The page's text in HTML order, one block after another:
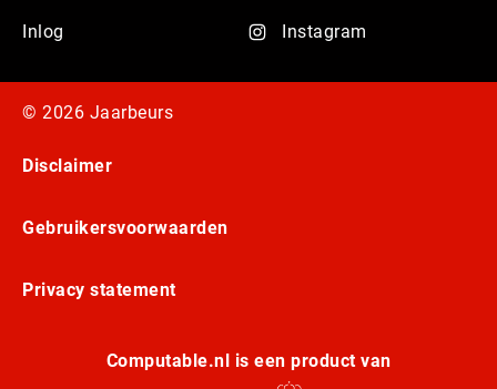
Inlog Instagram
© 2026 Jaarbeurs
Disclaimer
Gebruikersvoorwaarden
Privacy statement
Computable.nl is een product van